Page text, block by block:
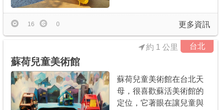
更多資訊
16 0
台北
蘇荷兒童美術館
約 1 公里
蘇荷兒童美術館在台北天
母，很喜歡蘇活美術館的
定位，它著眼在讓兒童與